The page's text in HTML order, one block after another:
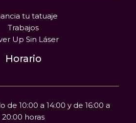
tu tatuaje
Trabajos
Up Sin Láser
Horario
de 10:00 a 14:00 y de 16:00 a
20:00 horas